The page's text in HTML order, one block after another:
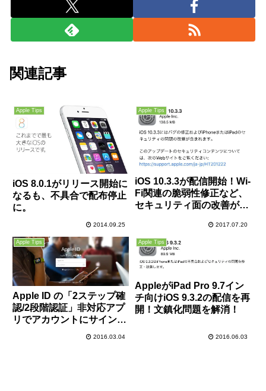
関連記事
Apple Tips
iOS 8.0.1がリリース開始に
なるも、不具合で配布停止
に。
2014.09.25
Apple Tips
iOS 10.3.3が配信開始！Wi-
Fi関連の脆弱性修正など、
セキュリティ面の改善がメ
しておきましょう！2017.07.20
Apple Tips
Apple ID の「2ステップ確
認/2段階認証」非対応アプ
リでアカウントにサインイ
2016.03.04
Apple Tips
AppleがiPad Pro 9.7イン
チ向けiOS 9.3.2の配信を再
開！文鎮化問題を解消！
2016.06.03